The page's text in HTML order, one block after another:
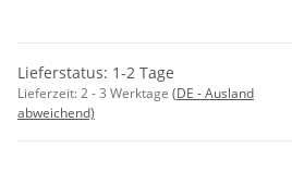
Lieferstatus: 1-2 Tage
Lieferzeit:2 - 3 Werktage (DE - Ausland
abweichend)